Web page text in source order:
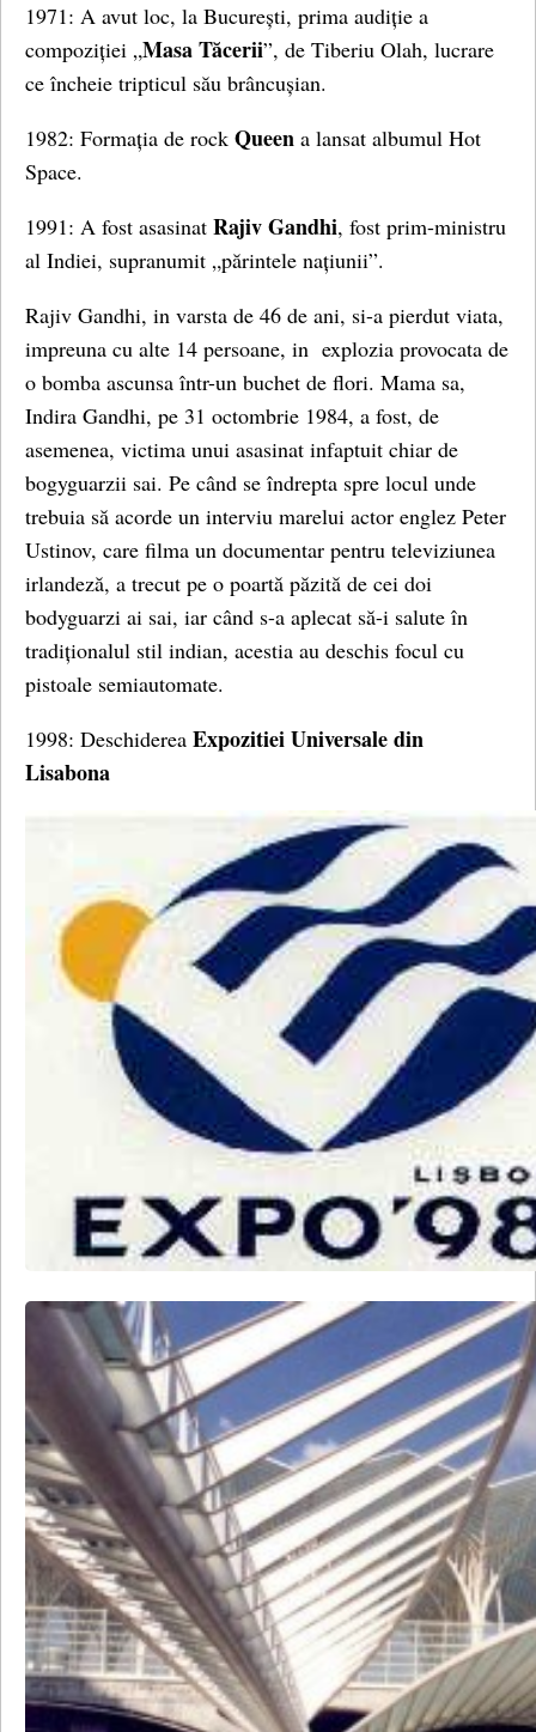
1971: A avut loc, la București, prima audiție a
compoziției „Masa Tăcerii”, de Tiberiu Olah, lucrare
ce încheie tripticul său brâncușian.
1982: Formația de rock Queen a lansat albumul Hot
Space.
1991: A fost asasinat Rajiv Gandhi, fost prim-ministru
al Indiei, supranumit „părintele națiunii”.
Rajiv Gandhi, in varsta de 46 de ani, si-a pierdut viata,
impreuna cu alte 14 persoane, in explozia provocata de
o bomba ascunsa într-un buchet de flori. Mama sa,
Indira Gandhi, pe 31 octombrie 1984, a fost, de
asemenea, victima unui asasinat infaptuit chiar de
bogyguarzii sai. Pe când se îndrepta spre locul unde
trebuia să acorde un interviu marelui actor englez Peter
Ustinov, care filma un documentar pentru televiziunea
irlandeză, a trecut pe o poartă păzită de cei doi
bodyguarzi ai sai, iar când s-a aplecat să-i salute în
tradiționalul stil indian, acestia au deschis focul cu
pistoale semiautomate.
1998: Deschiderea Expozitiei Universale din
Lisabona